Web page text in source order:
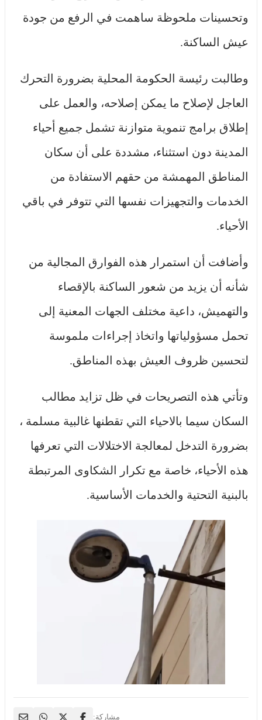
وتحسينات ملحوظة ساهمت في الرفع من جودة
عيش الساكنة.
وطالبت رئيسة الحكومة المحلية بضرورة التحرك
العاجل لإصلاح ما يمكن إصلاحه، والعمل على
إطلاق برامج تنموية متوازنة تشمل جميع أحياء
المدينة دون استثناء، مشددة على أن سكان
المناطق المهمشة من حقهم الاستفادة من
الخدمات والتجهيزات نفسها التي تتوفر في باقي
الأحياء.
وأضافت أن استمرار هذه الفوارق المجالية من
شأنه أن يزيد من شعور الساكنة بالإقصاء
والتهميش، داعية مختلف الجهات المعنية إلى
تحمل مسؤولياتها واتخاذ إجراءات ملموسة
لتحسين ظروف العيش بهذه المناطق.
وتأتي هذه التصريحات في ظل تزايد مطالب
السكان سيما بالاحياء التي تقطنها غالبية مسلمة ،
بضرورة التدخل لمعالجة الاختلالات التي تعرفها
هذه الأحياء، خاصة مع تكرار الشكاوى المرتبطة
بالبنية التحتية والخدمات الأساسية.
مشاركة: